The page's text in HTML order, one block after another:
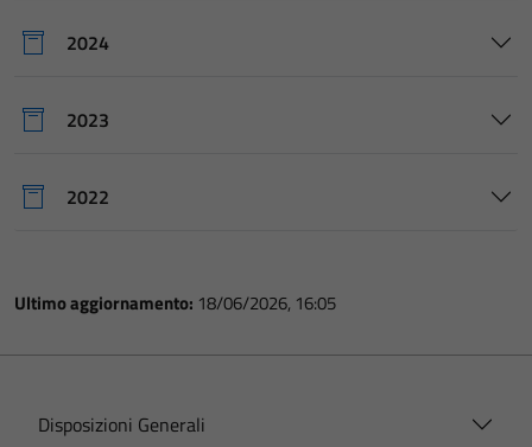
2024
2023
2022
Ultimo aggiornamento: 18/06/2026, 16:05
Disposizioni Generali